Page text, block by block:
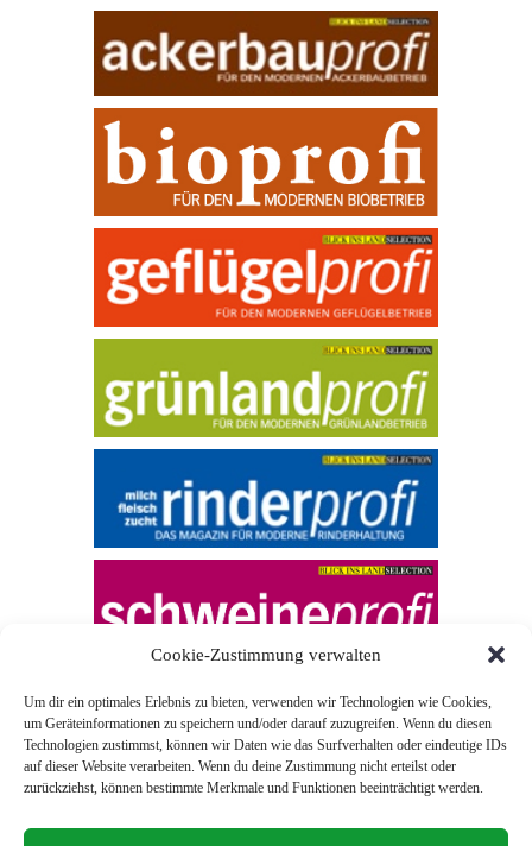
Cookie-Zustimmung verwalten
Um dir ein optimales Erlebnis zu bieten, verwenden wir Technologien wie Cookies,
um Geräteinformationen zu speichern und/oder darauf zuzugreifen. Wenn du diesen
Technologien zustimmst, können wir Daten wie das Surfverhalten oder eindeutige IDs
auf dieser Website verarbeiten. Wenn du deine Zustimmung nicht erteilst oder
zurückziehst, können bestimmte Merkmale und Funktionen beeinträchtigt werden.